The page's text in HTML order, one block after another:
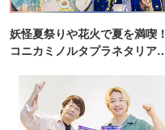
妖怪夏祭りや花火で夏を満喫！
コニカミノルタプラネタリア